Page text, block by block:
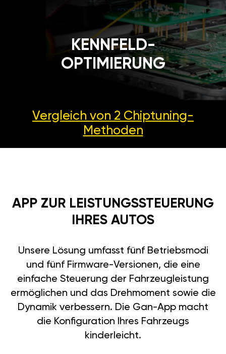
KENNFELD-
OPTIMIERUNG
Vergleich von 2 Chiptuning-
Methoden
APP ZUR LEISTUNGSSTEUERUNG
IHRES AUTOS
Unsere Lösung umfasst fünf Betriebsmodi
und fünf Firmware-Versionen, die eine
einfache Steuerung der Fahrzeugleistung
ermöglichen und das Drehmoment sowie die
Dynamik verbessern. Die Gan-App macht
die Konfiguration Ihres Fahrzeugs
kinderleicht.